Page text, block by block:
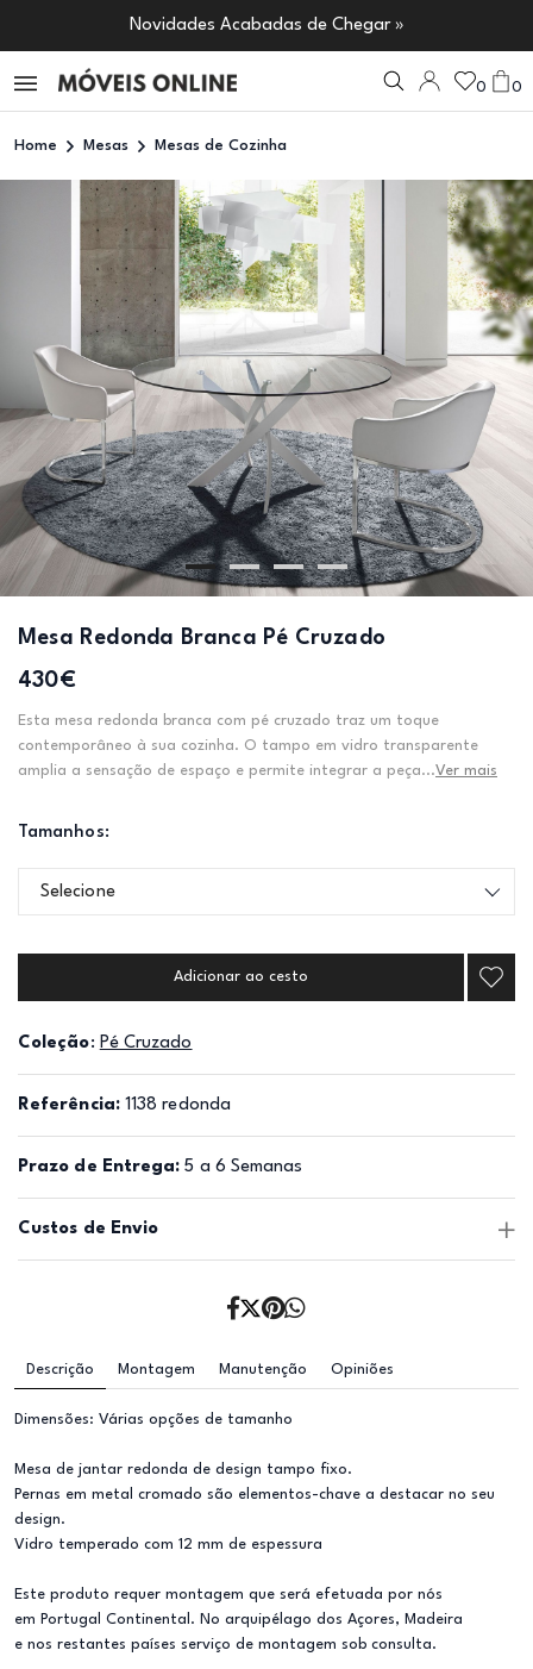
Novidades Acabadas de Chegar »
0 0
Home Mesas Mesas de Cozinha
Mesa Redonda Branca Pé Cruzado
430€
Esta mesa redonda branca com pé cruzado traz um toque
contemporâneo à sua cozinha. O tampo em vidro transparente
amplia a sensação de espaço e permite integrar a peça...Ver mais
Tamanhos:
Selecione
Adicionar ao cesto
Coleção: Pé Cruzado
Referência: 1138 redonda
Prazo de Entrega: 5 a 6 Semanas
Custos de Envio
Descrição Montagem Manutenção Opiniões
Dimensões: Várias opções de tamanho
Mesa de jantar redonda de design tampo fixo.
Pernas em metal cromado são elementos-chave a destacar no seu
design.
Vidro temperado com 12 mm de espessura
Este produto requer montagem que será efetuada por nós
em Portugal Continental. No arquipélago dos Açores, Madeira
e nos restantes países serviço de montagem sob consulta.